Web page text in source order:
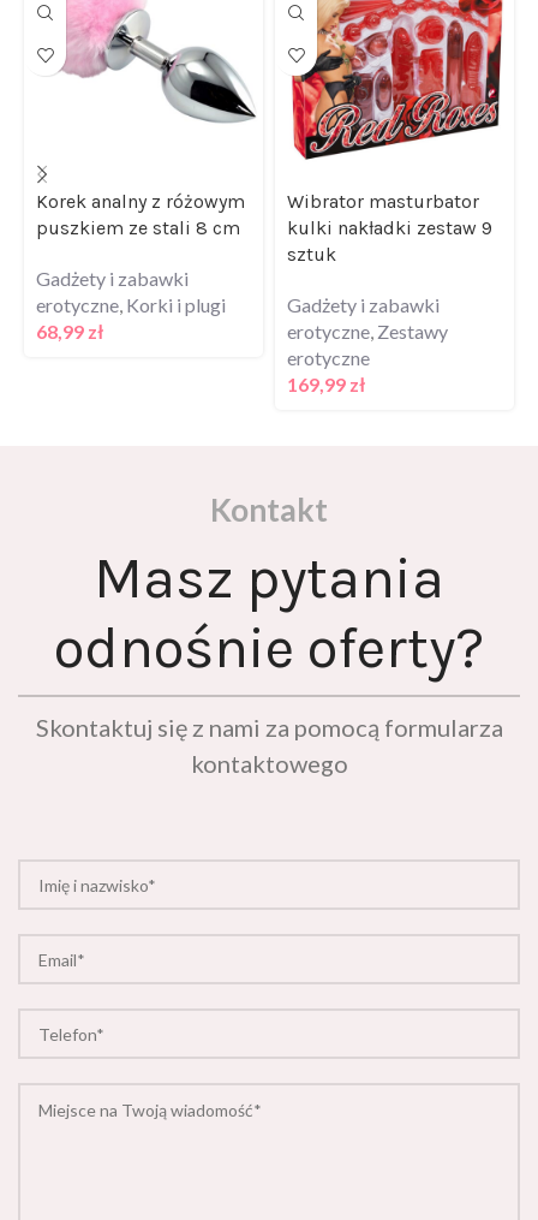
Korek analny z różowym
puszkiem ze stali 8 cm
Gadżety i zabawki
erotyczne Korki i plugi
68,99 zł
Wibrator masturbator
kulki nakładki zestaw 9
sztuk
Gadżety i zabawki
erotyczne Zestawy
erotyczne
169,99 zł
Kontakt
Masz pytania
odnośnie oferty?
Skontaktuj się z nami za pomocą formularza
kontaktowego